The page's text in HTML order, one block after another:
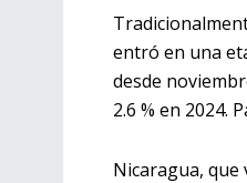
entró en una
desde
2.6 % en 2024.
Nicaragua, que